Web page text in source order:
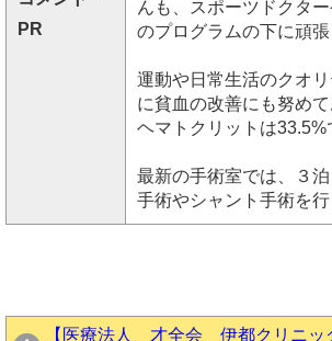
PR
んも、スポーツドクタ
のプログラムの下に頑張
運動や日常生活のクオ
に貧血の改善にも努め
ヘマトクリットは33.5%
最新の手術室では、３
手術やシャント手術を行
【医療法人 才全会 伊都クリニッ